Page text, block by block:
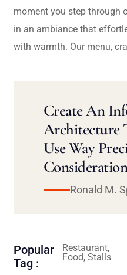
moment you step through
in an ambiance that
with warmth. Our menu,
Create An
Architecture
Use Way
Ronald M.
Popular
Tag :
Restaurant,
Food, Stalls